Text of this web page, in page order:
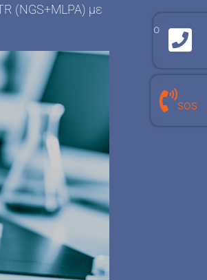
(NGS+MLPA) με
επικοινωνίας με το εργαστήριο
8909
με τον
σου εργαστηριακό γιατρό
0496
SOS